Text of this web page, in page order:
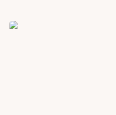
lokaliserades den 2 juni i år med hjälp